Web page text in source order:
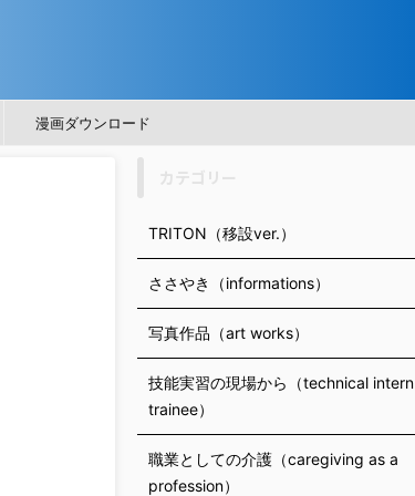
漫画ダウンロード
TRITON（移設ver.）
ささやき（informations）
写真作品（art works）
技能実習の現場から（technical intern
trainee）
職業としての介護（caregiving as a
profession）